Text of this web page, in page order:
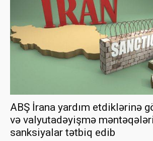
ABŞ İrana yardım etdiklərinə
və valyutadəyişmə
sanksiyalar tətbiq edib